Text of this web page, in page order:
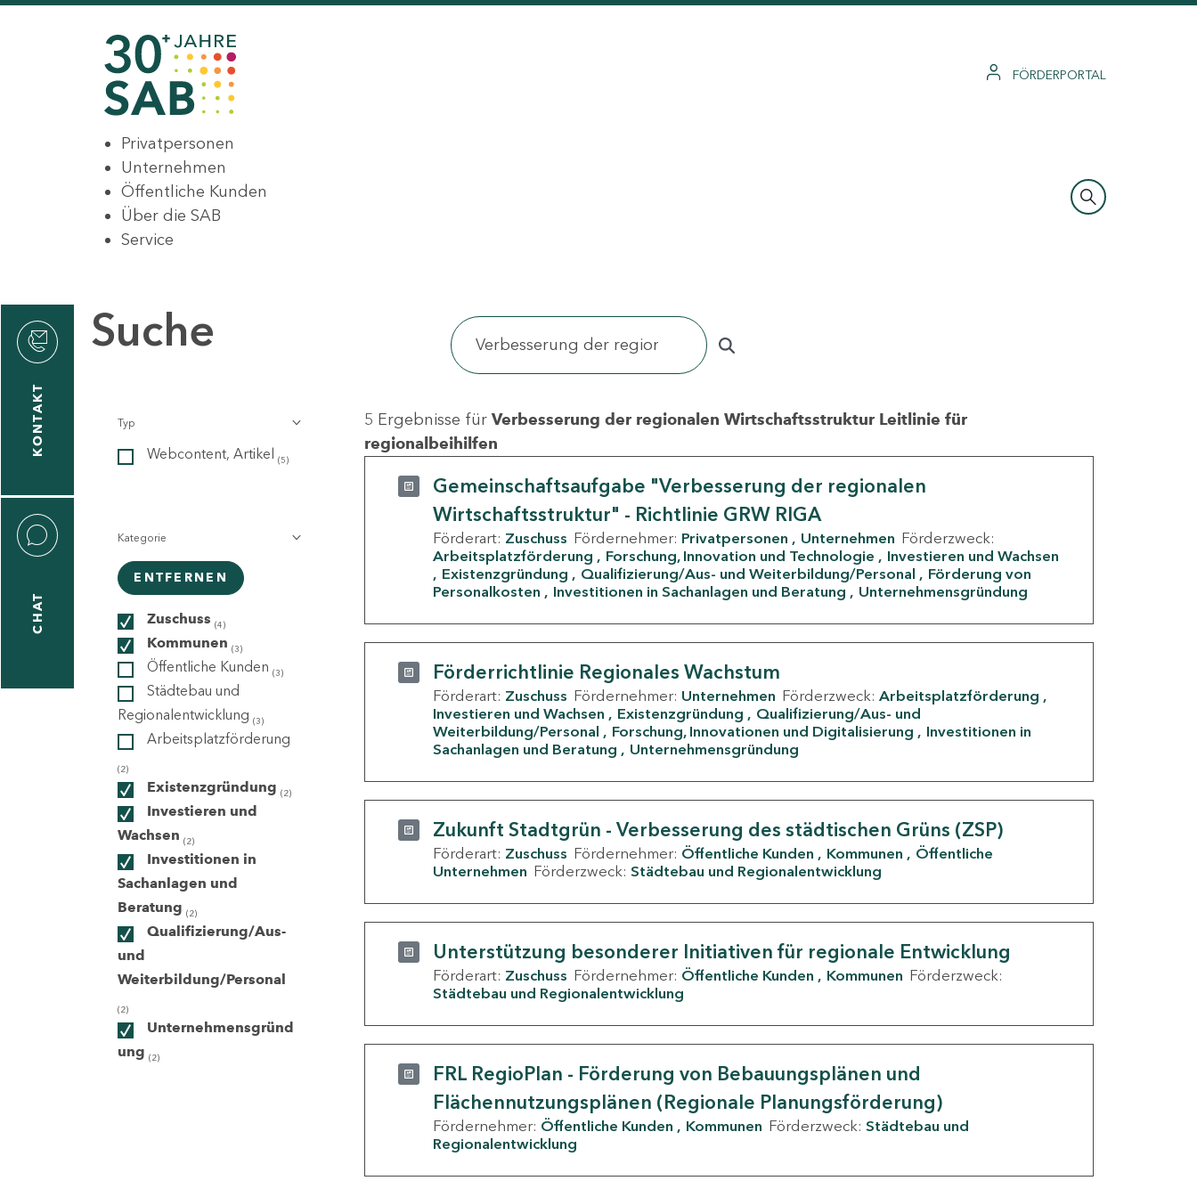
FÖRDERPORTAL
Privatpersonen
Unternehmen
Öffentliche Kunden
Über die SAB
Service
KONTAKT
CHAT
Suche
Typ
Webcontent, Artikel (5)
Kategorie
ENTFERNEN
Zuschuss (4)
Kommunen (3)
Öffentliche Kunden (3)
Städtebau und
Regionalentwicklung (3)
Arbeitsplatzförderung
(2)
Existenzgründung (2)
Investieren und
Wachsen (2)
Investitionen in
Sachanlagen und
Beratung (2)
Qualifizierung/Aus-
und
Weiterbildung/Personal
(2)
Unternehmensgründ
ung (2)
5 Ergebnisse für Verbesserung der regionalen Wirtschaftsstruktur Leitlinie für
regionalbeihilfen
Gemeinschaftsaufgabe "Verbesserung der regionalen
Wirtschaftsstruktur" - Richtlinie GRW RIGA
Förderart: Zuschuss Fördernehmer: Privatpersonen Unternehmen Förderzweck:
Arbeitsplatzförderung
Forschung, Innovation und Technologie
Investieren und Wachsen
Existenzgründung
Qualifizierung/Aus- und Weiterbildung/Personal
Förderung von
Personalkosten
Investitionen in Sachanlagen und Beratung Unternehmensgründung
Förderrichtlinie Regionales Wachstum
Förderart: Zuschuss Fördernehmer: Unternehmen Förderzweck: Arbeitsplatzförderung
Investieren und Wachsen
Existenzgründung
Qualifizierung/Aus- und
Weiterbildung/Personal
Forschung, Innovationen und Digitalisierung
Investitionen in
Sachanlagen und Beratung
Unternehmensgründung
Zukunft Stadtgrün - Verbesserung des städtischen Grüns (ZSP)
Förderart: Zuschuss Fördernehmer: Öffentliche Kunden Kommunen
Öffentliche
Unternehmen Förderzweck: Städtebau und Regionalentwicklung
Unterstützung besonderer Initiativen für regionale Entwicklung
Förderart: Zuschuss Fördernehmer: Öffentliche Kunden Kommunen Förderzweck:
Städtebau und Regionalentwicklung
FRL RegioPlan - Förderung von Bebauungsplänen und
Flächennutzungsplänen (Regionale Planungsförderung)
Fördernehmer: Öffentliche Kunden Kommunen Förderzweck: Städtebau und
Regionalentwicklung